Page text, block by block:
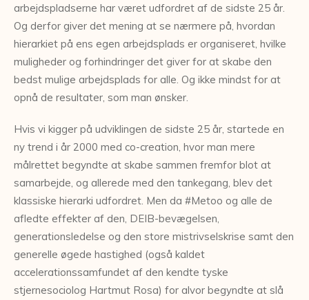
arbejdspladserne har været udfordret af de sidste 25 år.
Og derfor giver det mening at se nærmere på, hvordan
hierarkiet på ens egen arbejdsplads er organiseret, hvilke
muligheder og forhindringer det giver for at skabe den
bedst mulige arbejdsplads for alle. Og ikke mindst for at
opnå de resultater, som man ønsker.
Hvis vi kigger på udviklingen de sidste 25 år, startede en
ny trend i år 2000 med co-creation, hvor man mere
målrettet begyndte at skabe sammen fremfor blot at
samarbejde, og allerede med den tankegang, blev det
klassiske hierarki udfordret. Men da #Metoo og alle de
afledte effekter af den, DEIB-bevægelsen,
generationsledelse og den store mistrivselskrise samt den
generelle øgede hastighed (også kaldet
accelerationssamfundet af den kendte tyske
stjernesociolog Hartmut Rosa) for alvor begyndte at slå